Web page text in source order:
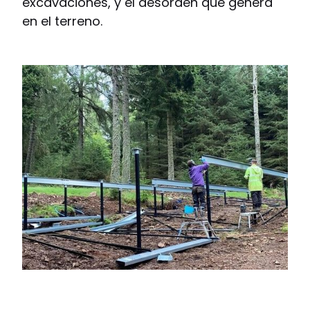
en el terreno.